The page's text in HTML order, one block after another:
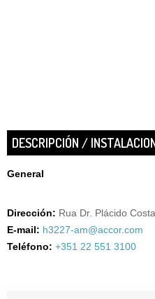
DESCRIPCIÓN /
General
Dirección: Rua Dr. Plácido
E-mail: h3227-am@accor.com
Teléfono: +351 22 551 3100